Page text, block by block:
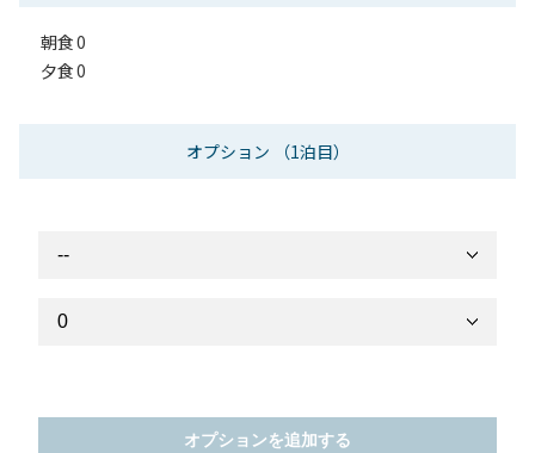
朝食0
夕食0
オプション （1泊目）
オプションを追加する